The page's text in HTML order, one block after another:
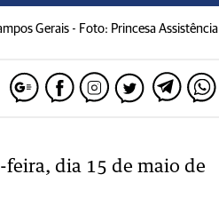
Gerais - Foto: Princesa Assistência
dia 15 de maio de